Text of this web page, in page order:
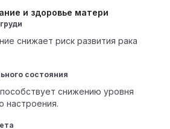
и здоровье матери
снижает риск развития рака
состояния
снижению уровня
настроения.